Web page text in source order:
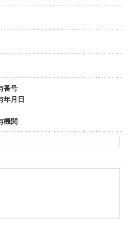
番号
年月日
機関